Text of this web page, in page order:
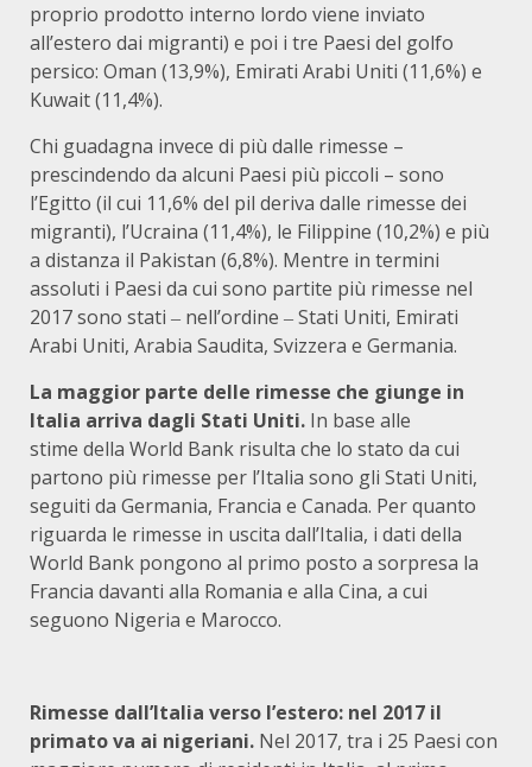
proprio prodotto interno lordo viene inviato
all’estero dai migranti) e poi i tre Paesi del golfo
persico: Oman (13,9%), Emirati Arabi Uniti (11,6%) e
Kuwait (11,4%).
Chi guadagna invece di più dalle rimesse –
prescindendo da alcuni Paesi più piccoli – sono
l’Egitto (il cui 11,6% del pil deriva dalle rimesse dei
migranti), l’Ucraina (11,4%), le Filippine (10,2%) e più
a distanza il Pakistan (6,8%). Mentre in termini
assoluti i Paesi da cui sono partite più rimesse nel
2017 sono stati ‒ nell’ordine ‒ Stati Uniti, Emirati
Arabi Uniti, Arabia Saudita, Svizzera e Germania.
La maggior parte delle rimesse che giunge in
Italia arriva dagli Stati Uniti. In base alle
stime della World Bank risulta che lo stato da cui
partono più rimesse per l’Italia sono gli Stati Uniti,
seguiti da Germania, Francia e Canada. Per quanto
riguarda le rimesse in uscita dall’Italia, i dati della
World Bank pongono al primo posto a sorpresa la
Francia davanti alla Romania e alla Cina, a cui
seguono Nigeria e Marocco.
Rimesse dall’Italia verso l’estero: nel 2017 il
primato va ai nigeriani. Nel 2017, tra i 25 Paesi con